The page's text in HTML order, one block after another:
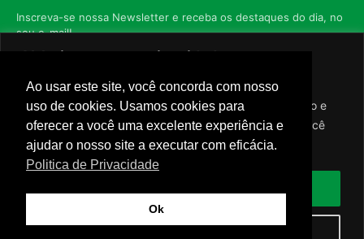
Valorizamos sua privacidade
Utilizamos cookies para aprimorar sua experiência de
navegação, exibir anúncios ou conteúdo personalizado e
analisar nosso tráfego. Ao clicar em “Aceitar todos”, você
concorda com nosso uso de cookies.
Inscreva-se nossa Newsletter e receba os destaques do dia, no
seu e-mail!
Inscrever-se
Nós respeitamos sua privacidade.
Ao usar este site, você concorda com nosso
uso de cookies. Usamos cookies para
oferecer a você uma excelente experiência e
ajudar o nosso site a executar com eficácia.
Politica de Privacidade
Ok